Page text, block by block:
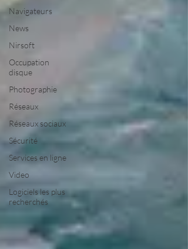
Navigateurs
News
Nirsoft
Occupation
disque
Photographie
Réseaux
Réseaux sociaux
Sécurité
Services en ligne
Video
Logiciels les plus
recherchés